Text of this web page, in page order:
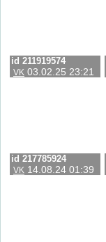
id 211919574
VK 03.02.25 23:21
id 217785924
VK 14.08.24 01:39